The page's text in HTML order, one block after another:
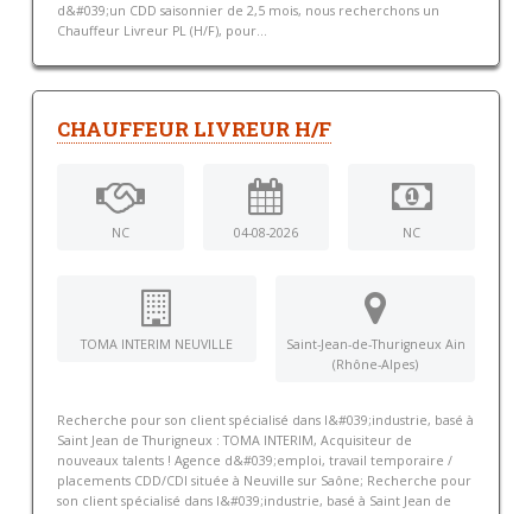
d&#039;un CDD saisonnier de 2,5 mois, nous recherchons un
Chauffeur Livreur PL (H/F), pour...
CHAUFFEUR LIVREUR H/F
NC 04-08-2026 NC
TOMA INTERIM NEUVILLE
Saint-Jean-de-Thurigneux Ain
(Rhône-Alpes)
Recherche pour son client spécialisé dans l&#039;industrie, basé à
Saint Jean de Thurigneux : TOMA INTERIM, Acquisiteur de
nouveaux talents ! Agence d&#039;emploi, travail temporaire /
placements CDD/CDI située à Neuville sur Saône; Recherche pour
son client spécialisé dans l&#039;industrie, basé à Saint Jean de